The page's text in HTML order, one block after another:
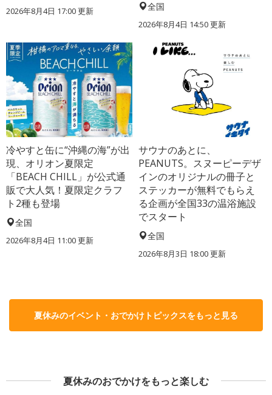
2026年8月4日 17:00更新 全国
2026年8月4日 14:50更新
冷やすと缶に“沖縄の海”が出
現、オリオン夏限定
「BEACH CHILL」が公式通
販で大人気！夏限定クラフ
ト2種も登場
全国
2026年8月4日 11:00更新
サウナのあとに、
PEANUTS。スヌーピーデザ
インのオリジナルの冊子と
ステッカーが無料でもらえ
る企画が全国33の温浴施設
でスタート
全国
2026年8月3日 18:00更新
夏休みのイベント・おでかけトピックスをもっと見る
夏休みのおでかけをもっと楽しむ